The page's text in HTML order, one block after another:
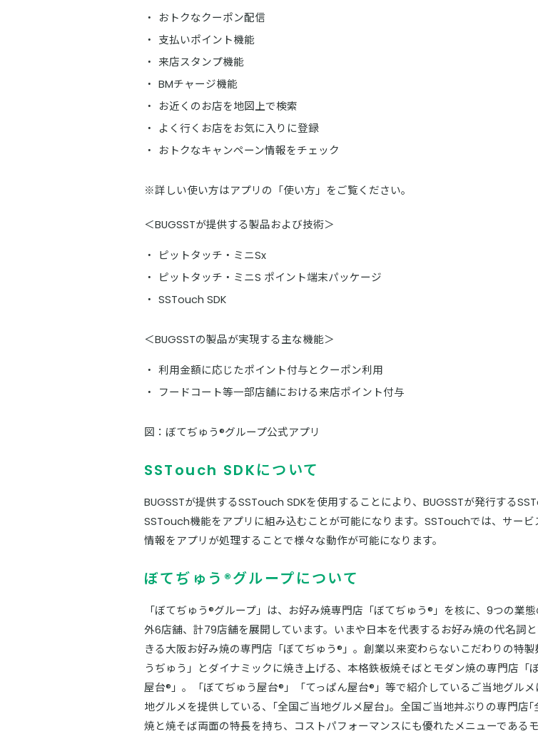
おトクなクーポン配信
支払いポイント機能
来店スタンプ機能
BMチャージ機能
お近くのお店を地図上で検索
よく行くお店をお気に入りに登録
おトクなキャンペーン情報をチェック
※詳しい使い方はアプリの「使い方」をご覧ください。
＜BUGSSTが提供する製品および技術＞
ピットタッチ・ミニSx
ピットタッチ・ミニS ポイント端末パッケージ
SSTouch SDK
＜BUGSSTの製品が実現する主な機能＞
利用金額に応じたポイント付与とクーポン利用
フードコート等一部店舗における来店ポイント付与
図：ぼてぢゅう®グループ公式アプリ
SSTouch SDKについて
BUGSSTが提供するSSTouch SDKを使用することにより、BUGSSTが発行する
SSTouch機能をアプリに組み込むことが可能になります。SSTouchでは、サー
情報をアプリが処理することで様々な動作が可能になります。
ぼてぢゅう®グループについて
「ぼてぢゅう®グループ」は、お好み焼専門店「ぼてぢゅう®」を核に、9つの業
外6店舗、計79店舗を展開しています。いまや日本を代表するお好み焼の代名詞
きる大阪お好み焼の専門店「ぼてぢゅう®」。創業以来変わらないこだわりの特
うぢゅう」とダイナミックに焼き上げる、本格鉄板焼そばとモダン焼の専門店
屋台®」。「ぼてぢゅう屋台®」「てっぱん屋台®」等で紹介しているご当地グル
地グルメを提供している、｢全国ご当地グルメ屋台｣。全国ご当地丼ぶりの専門店
焼と焼そば両面の特長を持ち、コストパフォーマンスにも優れたメニューである